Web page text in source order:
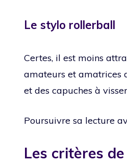
Le stylo rollerball
Certes, il est moins
amateurs et amatrices
et des capuches à
Poursuivre sa lecture
Les critères